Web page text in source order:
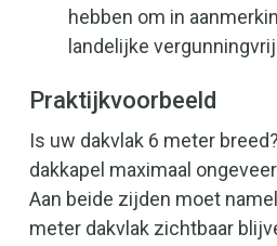
hebben om in
landelijke
Praktijkvoorbeeld
Is uw dakvlak 6 meter
dakkapel maximaal
Aan beide zijden moet
meter dakvlak zichtbaar